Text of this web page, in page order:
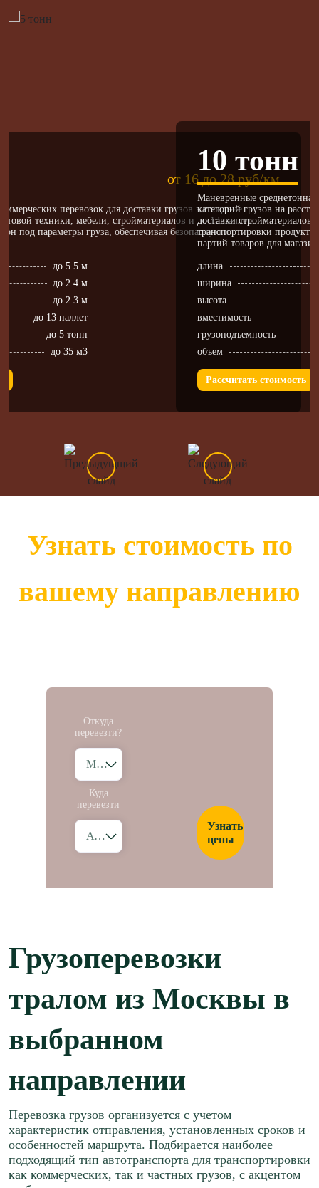
от 16 до 28 руб/км
перевозок для доставки грузов в соседние
техники, мебели, стройматериалов и до 13 паллет.
под параметры груза, обеспечивая безопасную и
до 5.5 м
до 2.4 м
до 2.3 м
до 13 паллет
до 5 тонн
до 35 м3
10 тонн
Маневренные
категорий грузов на
доставки
транспортировки
партий товаров для
длина
ширина
высота
вместимость
грузоподъемность
объем
Рассчитать стоимость
Узнать стоимость по
вашему направлению
Откуда
перевезти?
Москва
Куда
перевезти
Абакан
Узнать
цены
Грузоперевозки
тралом из Москвы в
выбранном
направлении
Перевозка грузов организуется с учетом
характеристик отправления, установленных сроков и
особенностей маршрута. Подбирается наиболее
подходящий тип автотранспорта для транспортировки
как коммерческих, так и частных грузов, с акцентом